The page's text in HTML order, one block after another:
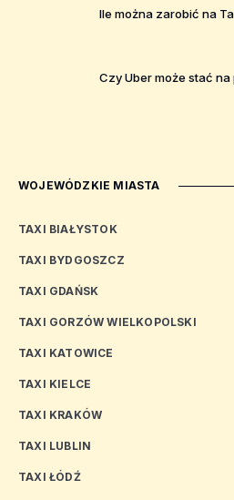
Ile można zarobić na
Czy Uber może stać na
WOJEWÓDZKIE MIASTA
TAXI BIAŁYSTOK
TAXI BYDGOSZCZ
TAXI GDAŃSK
TAXI GORZÓW WIELKOPOLSKI
TAXI KATOWICE
TAXI KIELCE
TAXI KRAKÓW
TAXI LUBLIN
TAXI ŁÓDŹ